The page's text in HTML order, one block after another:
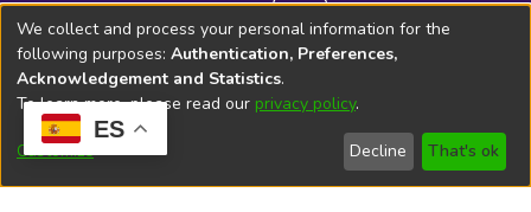
ES
INDUAUTO - Planta baja
Soporte Técnico Bibliolatino.com
We collect and process your personal information for the
following purposes: Authentication, Preferences,
Acknowledgement and Statistics.
To learn more, please read our privacy policy.
Customize Decline That's ok